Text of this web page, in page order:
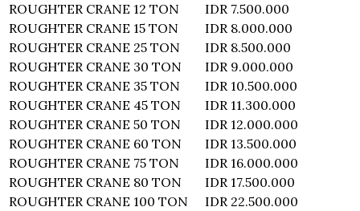
ROUGHTER CRANE 12 TON
IDR 7.500.000
ROUGHTER CRANE 15 TON
IDR 8.000.000
ROUGHTER CRANE 25 TON
IDR 8.500.000
ROUGHTER CRANE 30 TON
IDR 9.000.000
ROUGHTER CRANE 35 TON
IDR 10.500.000
ROUGHTER CRANE 45 TON
IDR 11.300.000
ROUGHTER CRANE 50 TON
IDR 12.000.000
ROUGHTER CRANE 60 TON
IDR 13.500.000
ROUGHTER CRANE 75 TON
IDR 16.000.000
ROUGHTER CRANE 80 TON
IDR 17.500.000
ROUGHTER CRANE 100 TON
IDR 22.500.000